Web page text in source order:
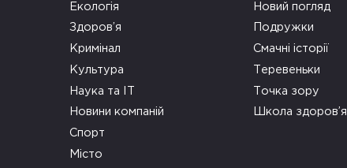
Екологія
Здоров’я
Кримінал
Культура
Наука та ІТ
Новини компаній
Спорт
Місто
Новий погляд
Подружки
Смачні історії
Теревеньки
Точка зору
Школа здоров’я